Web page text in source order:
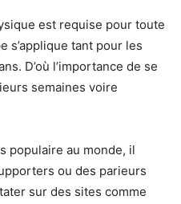
est requise pour toute
s’applique tant pour les
D’où l’importance de se
semaines voire
populaire au monde, il
ou des parieurs
sur des sites comme